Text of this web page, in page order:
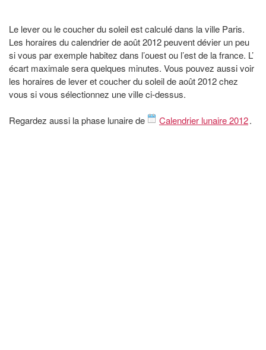
Le lever ou le coucher du soleil est calculé dans la ville Paris.
Les horaires du calendrier de août 2012 peuvent dévier un peu
si vous par exemple habitez dans l’ouest ou l’est de la france. L’
écart maximale sera quelques minutes. Vous pouvez aussi voir
les horaires de lever et coucher du soleil de août 2012 chez
vous si vous sélectionnez une ville ci-dessus.
Regardez aussi la phase lunaire de Calendrier lunaire 2012.